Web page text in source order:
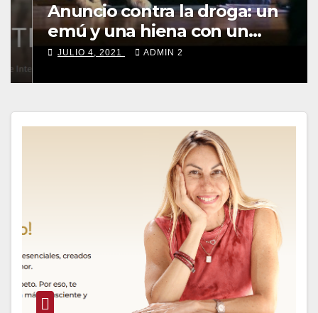
Anuncio contra la droga: un
emú y una hiena con un
mensaje claro
JULIO 4, 2021 ADMIN 2